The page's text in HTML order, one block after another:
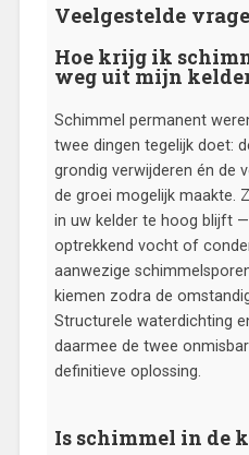
Veelgestelde
Hoe krijg ik
weg uit mijn
Schimmel permanent
twee dingen tegelijk doet:
grondig verwijderen én de
de groei mogelijk maakte.
in uw kelder te hoog blijft
optrekkend vocht of
aanwezige
kiemen zodra de
Structurele waterdichting
daarmee de twee
definitieve oplossing.
Is schimmel in de